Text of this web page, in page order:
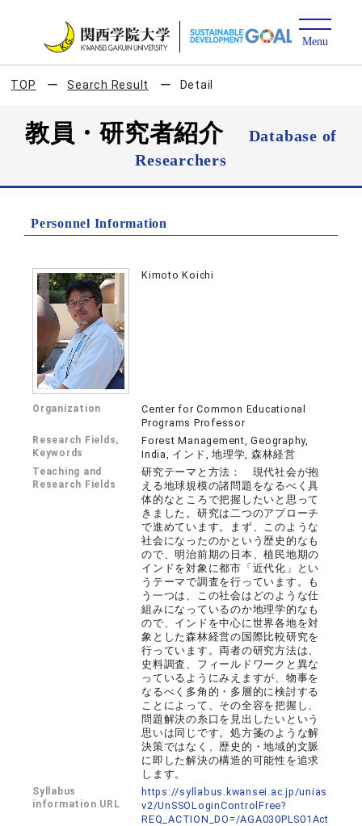
TOP Search Result Detail
教員・研究者紹介
Database of
Researchers
Personnel Information
Kimoto Koichi
Organization
Center for Common Educational
Programs Professor
Research Fields,
Keywords
Forest Management, Geography,
India, インド, 地理学, 森林経営
Teaching and
Research Fields
研究テーマと方法： 現代社会が抱
える地球規模の諸問題をなるべく具
体的なところで把握したいと思って
きました。研究は二つのアプローチ
で進めています。まず、このような
社会になったのかという歴史的なも
ので、明治前期の日本、植民地期の
インドを対象に都市「近代化」とい
うテーマで調査を行っています。も
う一つは、この社会はどのような仕
組みになっているのか地理学的なも
ので、インドを中心に世界各地を対
象とした森林経営の国際比較研究を
行っています。両者の研究方法は、
史料調査、フィールドワークと異な
っているようにみえますが、物事を
なるべく多角的・多層的に検討する
ことによって、その全容を把握し、
問題解決の糸口を見出したいという
思いは同じです。処方箋のような解
決策ではなく、歴史的・地域的文脈
に即した解決の構造的可能性を追求
します。
Syllabus
information URL
https://syllabus.kwansei.ac.jp/unias
v2/UnSSOLoginControlFree?
REQ_ACTION_DO=/AGA030PLS01Act